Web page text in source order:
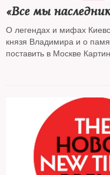
«Все мы
О легендах и мифах
князя Владимира и о
поставить в Москве